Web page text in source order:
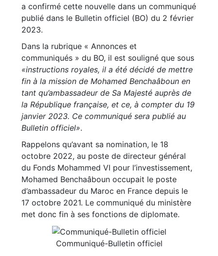
a confirmé cette nouvelle dans un communiqué
publié dans le Bulletin officiel (BO) du 2 février
2023.
Dans la rubrique « Annonces et
communiqués » du BO, il est souligné que sous
«instructions royales, il a été décidé de mettre
fin à la mission de Mohamed Benchaâboun en
tant qu’ambassadeur de Sa Majesté auprès de
la République française, et ce, à compter du 19
janvier 2023. Ce communiqué sera publié au
Bulletin officiel».
Rappelons qu’avant sa nomination, le 18
octobre 2022, au poste de directeur général
du Fonds Mohammed VI pour l’investissement,
Mohamed Benchaâboun occupait le poste
d’ambassadeur du Maroc en France depuis le
17 octobre 2021. Le communiqué du ministère
met donc fin à ses fonctions de diplomate.
Communiqué-Bulletin officiel